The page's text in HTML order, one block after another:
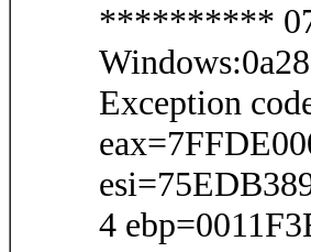
********** 07/
Exception
4